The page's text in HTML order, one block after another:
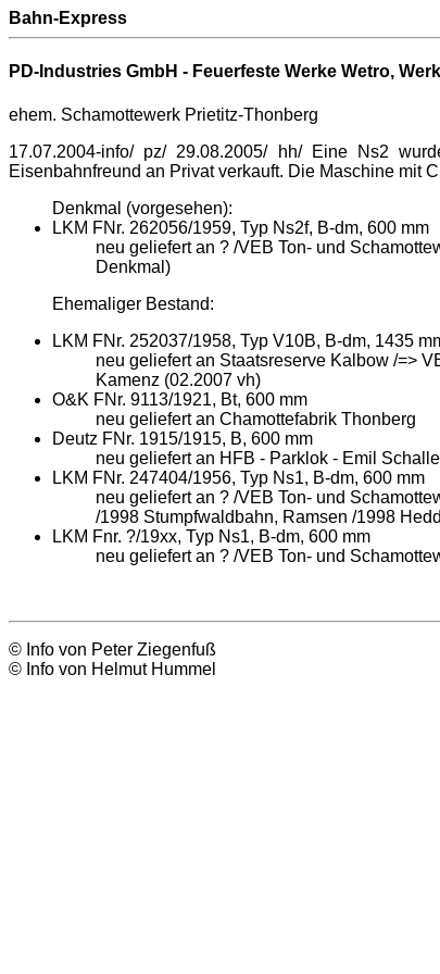
Bahn-Express
PD-Industries GmbH - Feuerfeste Werke Wetro,
ehem. Schamottewerk Prietitz-Thonberg
17.07.2004-info/ pz/ 29.08.2005/ hh/ Eine Ns2
Eisenbahnfreund an Privat verkauft. Die Maschine mit
Denkmal (vorgesehen):
LKM FNr. 262056/1959, Typ Ns2f, B-dm, 600 mm
neu geliefert an ? /VEB Ton- und
Denkmal)
Ehemaliger Bestand:
LKM FNr. 252037/1958, Typ V10B, B-dm, 1435
neu geliefert an Staatsreserve Kalbow /=>
Kamenz (02.2007 vh)
O&K FNr. 9113/1921, Bt, 600 mm
neu geliefert an Chamottefabrik Thonberg
Deutz FNr. 1915/1915, B, 600 mm
neu geliefert an HFB - Parklok - Emil
LKM FNr. 247404/1956, Typ Ns1, B-dm, 600 mm
neu geliefert an ? /VEB Ton- und
/1998 Stumpfwaldbahn, Ramsen /1998
LKM Fnr. ?/19xx, Typ Ns1, B-dm, 600 mm
neu geliefert an ? /VEB Ton- und
© Info von Peter Ziegenfuß
© Info von Helmut Hummel